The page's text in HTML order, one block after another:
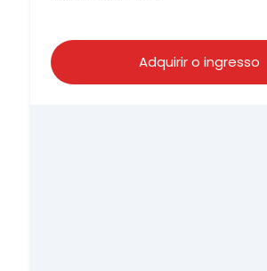
Adquirir o ingresso